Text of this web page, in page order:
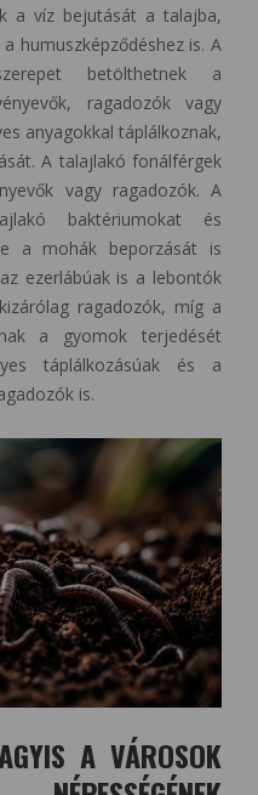
a víz bejutását a talajba,
humuszképződéshez is. A
betölthetnek a
ragadozók vagy
anyagokkal táplálkoznak,
A talajlakó fonálférgek
vagy ragadozók. A
baktériumokat és
a mohák beporzását is
ezerlábúak is a lebontók
ragadozók, míg a
a gyomok terjedését
táplálkozásúak és a
is.
A VÁROSOK